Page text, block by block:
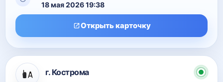
18 мая 2026 19:38
Открыть карточку
г. Кострома